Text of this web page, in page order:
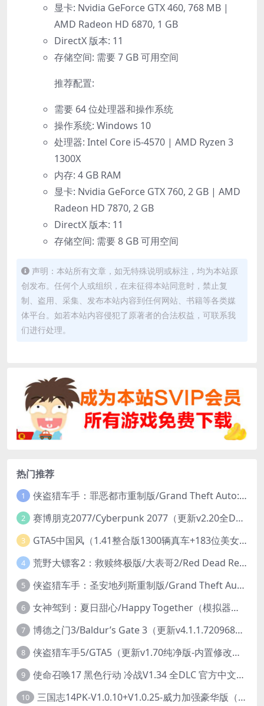
显卡: Nvidia GeForce GTX 460, 768 MB |
AMD Radeon HD 6870, 1 GB
DirectX 版本: 11
存储空间: 需要 7 GB 可用空间
推荐配置:
需要 64 位处理器和操作系统
操作系统: Windows 10
处理器: Intel Core i5-4570 | AMD Ryzen 3
1300X
内存: 4 GB RAM
显卡: Nvidia GeForce GTX 760, 2 GB | AMD
Radeon HD 7870, 2 GB
DirectX 版本: 11
存储空间: 需要 8 GB 可用空间
声明：本站所有文章，如无特殊说明或标注，均为本站原
创发布。任何个人或组织，在未征得本站同意时，禁止复
制、盗用、采集、发布本站内容到任何网站、书籍等各类媒
体平台。如若本站内容侵犯了原著者的合法权益，可联系我
们进行处理。
热门推荐
1 侠盗猎车手：罪恶都市重制版/Grand Theft Auto: Vice City – The Definitive Edition
2 赛博朋克2077/Cyberpunk 2077（更新v2.20全DLC）
3 GTA5中国风（1.41整合版1300辆真车+183位美女与英雄+200%存档）
4 荒野大镖客2：救赎终极版/大表哥2/Red Dead Redemption 2: Ultimate Edition（更新v1491.50终极版）
5 侠盗猎车手：圣安地列斯重制版/Grand Theft Auto: San Andreas – The Definitive Edition（更新v1.113.49697469）
6 女神驾到：夏日甜心/Happy Together（模拟器版-升级豪华终极珍藏版+全DLC）
7 博德之门3/Baldur’s Gate 3（更新v4.1.1.7209685）
8 侠盗猎车手5/GTA5（更新v1.70纯净版-内置修改器+通关存档）
9 使命召唤17 黑色行动 冷战V1.34 全DLC 官方中文版COD17
10 三国志14PK-V1.0.10+V1.0.25-威力加强豪华版（武将面容套装-全DLC+季票+特典+中文语音+编辑修改器）